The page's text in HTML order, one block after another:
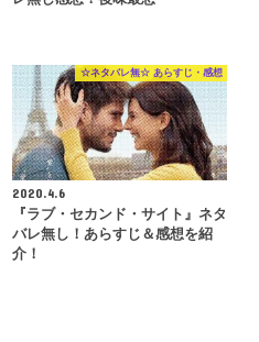
☆ネタバレ無☆ あらすじ・感想
2020.4.6
『ラブ・セカンド・サイト』ネタ
バレ無し！あらすじ＆感想を紹
介！